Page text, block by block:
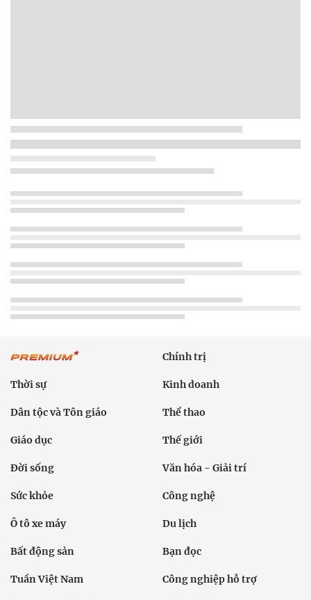
Chính trị
Thời sự Kinh doanh
Dân tộc và Tôn giáo Thể thao
Giáo dục Thế giới
Đời sống Văn hóa - Giải trí
Sức khỏe Công nghệ
Ô tô xe máy Du lịch
Bất động sản Bạn đọc
Tuần Việt Nam Công nghiệp hỗ trợ